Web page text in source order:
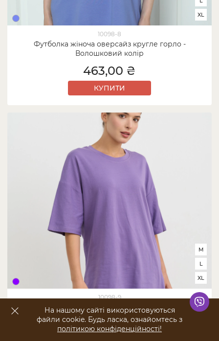
ПОКАЗАТИ ФІЛЬТР
10098-8
Футболка жіноча оверсайз кругле горло -
Волошковий колір
XL
463,00 ₴
КУПИТИ
10098-9
Футболка жіноча оверсайз кругле горло - Фіолетова
M
L
XL
465,00 ₴
На нашому сайті використовуються
файли cookie. Будь ласка, ознайомтесь з
політикою конфіденційності!